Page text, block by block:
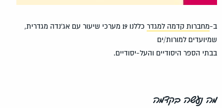
ב-מחברות קדמה למגדר
כללנו 19 מערכי שיעור עם אג'נדה מגדרית,
שמיועדים למורות/ים
בבתי הספר היסודיים והעל-יסודיים.
מה נעשה בקדמה